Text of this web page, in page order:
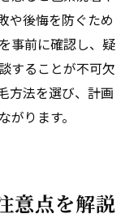
や後悔を防ぐため
事前に確認し、疑
することが不可欠
方法を選び、計画
ります。
意点を解説